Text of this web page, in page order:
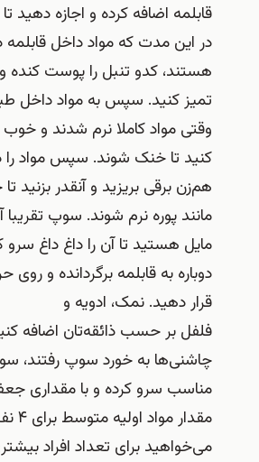
قابلمه اضافه کرده و اجازه دهید تا
در این مدت که مواد داخل
هستند، کدو تنبل را پوست کنده
تمیز کنید. سپس به مواد داخل
وقتی مواد کاملا نرم شدند و
کنید تا خنک شوند. سپس مواد را
هم‌زن برقی بریزید و آنقدر
مانند پوره نرم شوند. سوپ تقریبا
مایل هستید تا آن را داغ داغ سرو
دوباره به قابلمه برگردانده و
قرار دهید. نمک، ادویه و
فلفل بر حسب ذائقه‌تان اضافه
چاشنی‌ها به خورد سوپ رفتند،
مناسب سرو کرده و با مقداری
می‌خواهید برای تعداد افراد